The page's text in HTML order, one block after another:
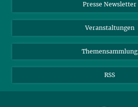
TikTok
YouTube
Presse Newsletter
Veranstaltungen
Themensammlung
RSS